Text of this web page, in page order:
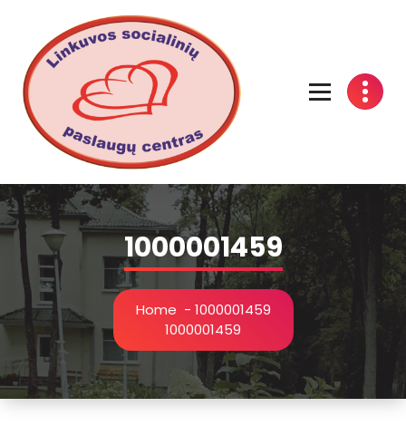
1000001459
Home - 1000001459
1000001459